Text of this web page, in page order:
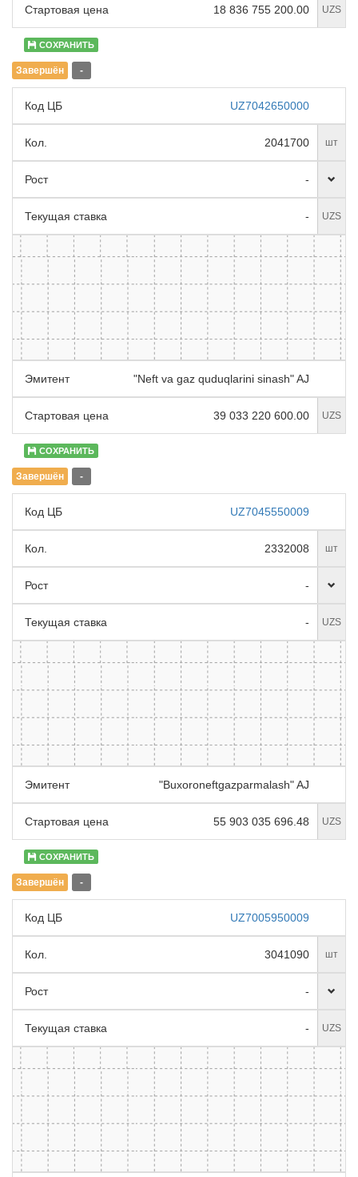
Стартовая цена 18 836 755 200.00 UZS
СОХРАНИТЬ
Завершён -
Код ЦБ UZ7042650000
Кол. 2041700 шт
Рост -
Текущая ставка - UZS
Эмитент "Neft va gaz quduqlarini sinash" AJ
Стартовая цена 39 033 220 600.00 UZS
СОХРАНИТЬ
Завершён -
Код ЦБ UZ7045550009
Кол. 2332008 шт
Рост -
Текущая ставка - UZS
Эмитент "Buxoroneftgazparmalash" AJ
Стартовая цена 55 903 035 696.48 UZS
СОХРАНИТЬ
Завершён -
Код ЦБ UZ7005950009
Кол. 3041090 шт
Рост -
Текущая ставка - UZS